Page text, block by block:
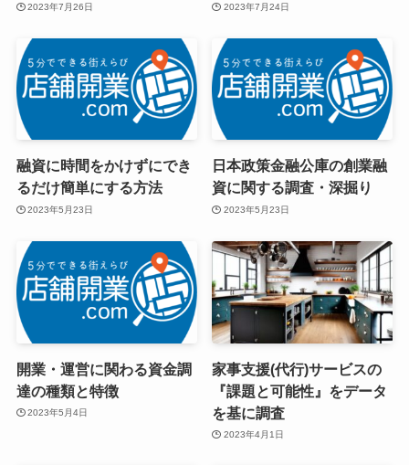
2023年7月26日 2023年7月24日
融資に時間をかけずにでき
るだけ簡単にする方法
2023年5月23日
日本政策金融公庫の創業融
資に関する調査・深掘り
2023年5月23日
開業・運営に関わる資金調
達の種類と特徴
2023年5月4日
家事支援(代行)サービスの
『課題と可能性』をデータ
を基に調査
2023年4月1日